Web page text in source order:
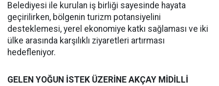
Belediyesi ile kurulan iş birliği sayesinde hayata
geçirilirken, bölgenin turizm potansiyelini
desteklemesi, yerel ekonomiye katkı sağlaması ve iki
ülke arasında karşılıklı ziyaretleri artırması
hedefleniyor.
GELEN YOĞUN İSTEK ÜZERİNE AKÇAY MİDİLLİ